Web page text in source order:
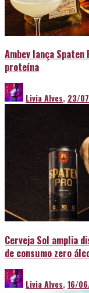
Ambev lança
proteína
Livia Alves, 23/
Cerveja Sol amplia
de consumo zero
Livia Alves,16/